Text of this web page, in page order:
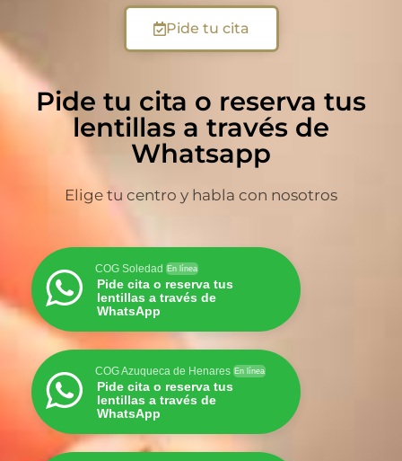
Pide tu cita
Pide tu cita o reserva tus
lentillas a través de
Whatsapp
Elige tu centro y habla con nosotros
COG Soledad En línea
Pide cita o reserva tus
lentillas a través de
WhatsApp
COG Azuqueca de Henares En línea
Pide cita o reserva tus
lentillas a través de
WhatsApp